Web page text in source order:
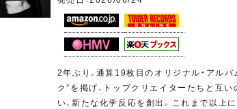
2年ぶり、通算19枚目のオリジナル・アルバ
ク”を掲げ、トップクリエイターたちと互
い、新たな化学反応を創出。これまで以